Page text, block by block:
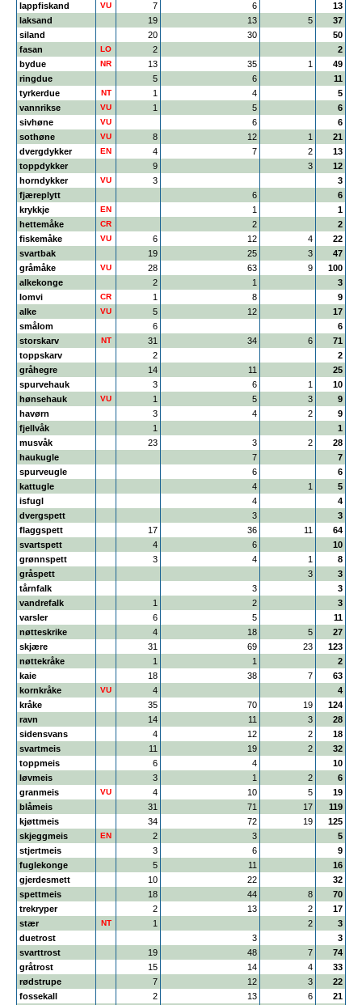
lappfiskand VU 7 6
13
laksand
19 13 5
37
siland
20 30
50
fasan
LO 2
2
bydue
NR 13 35 1
49
ringdue
5 6
11
tyrkerdue
NT 1 4
5
vannrikse
VU 1 5
6
sivhøne
VU 6
6
sothøne
VU 8 12 1
21
dvergdykker
EN 4 7 2
13
toppdykker
9 3
12
horndykker
VU 3
3
fjæreplytt
6
6
krykkje
EN 1
1
hettemåke
CR 2
2
fiskemåke
VU 6 12 4
22
svartbak
19 25 3
47
gråmåke
VU 28 63 9
100
alkekonge
2 1
3
lomvi
CR 1 8
9
alke
VU 5 12
17
smålom
6
6
storskarv
NT 31 34 6
71
toppskarv
2
2
gråhegre
14 11
25
spurvehauk
3 6 1
10
hønsehauk
VU 1 5 3
9
havørn
3 4 2
9
fjellvåk
1
1
musvåk
23 3 2
28
haukugle
7
7
spurveugle
6
6
kattugle
4 1
5
isfugl
4
4
dvergspett
3
3
flaggspett
17 36 11
64
svartspett
4 6
10
grønnspett
3 4 1
8
gråspett
3
3
tårnfalk
3
3
vandrefalk
1 2
3
varsler
6 5
11
nøtteskrike
4 18 5
27
skjære
31 69 23
123
nøttekråke
1 1
2
kaie
18 38 7
63
kornkråke
VU 4
4
kråke
35 70 19
124
ravn
14 11 3
28
sidensvans
4 12 2
18
svartmeis
11 19 2
32
toppmeis
6 4
10
løvmeis
3 1 2
6
granmeis
VU 4 10 5
19
blåmeis
31 71 17
119
kjøttmeis
34 72 19
125
skjeggmeis
EN 2 3
5
stjertmeis
3 6
9
fuglekonge
5 11
16
gjerdesmett
10 22
32
spettmeis
18 44 8
70
trekryper
2 13 2
17
stær
NT 1 2
3
duetrost
3
3
svarttrost
19 48 7
74
gråtrost
15 14 4
33
rødstrupe
7 12 3
22
fossekall
2 13 6
21